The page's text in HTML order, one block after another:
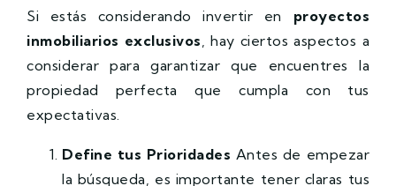
Si estás considerando invertir en proyectos
inmobiliarios exclusivos , hay ciertos aspectos a
considerar para garantizar que encuentres la
propiedad perfecta que cumpla con tus
expectativas.
Define tus Prioridades Antes de empezar
la búsqueda, es importante tener claras tus